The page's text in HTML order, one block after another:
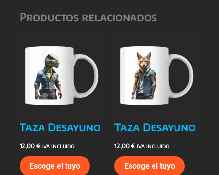
Productos relacionados
Taza Desayuno
12,00€ IVA INCLUIDO
Escoge el tuyo
Taza Desayuno
12,00€ IVA INCLUIDO
Escoge el tuyo